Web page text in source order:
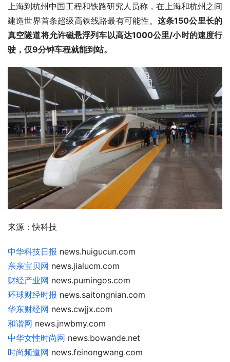
上海到杭州中国工程和铁路研究人员称，在上海和杭州之间
建造世界首条超级高铁线路最有可能性。 这条150公里长的
真空隧道将允许磁悬浮列车以高达1000公里/小时的速度行
驶，仅9分钟车程就能到站。
来源：快科技
中华科技日报 news.huigucun.com
亲亲宝贝网 news.jialucm.com
财经产业网 news.pumingos.com
环球财经时报 news.saitongnian.com
华东财经网 news.cwjjx.com
和谐网 news.jnwbmy.com
中华女性时尚网 news.bowande.net
时尚频道网 news.feinongwang.com